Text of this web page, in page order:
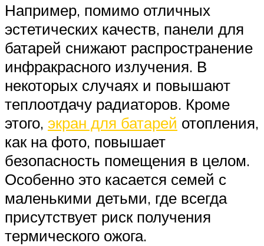
Например, помимо отличных
эстетических качеств, панели для
батарей снижают распространение
инфракрасного излучения. В
некоторых случаях и повышают
теплоотдачу радиаторов. Кроме
этого, экран для батарей отопления,
как на фото, повышает
безопасность помещения в целом.
Особенно это касается семей с
маленькими детьми, где всегда
присутствует риск получения
термического ожога.